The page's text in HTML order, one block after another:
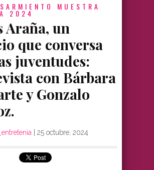
MUESTRA
2024
Araña, un
que conversa
juventudes:
con Bárbara
y Gonzalo
| 25 octubre, 2024